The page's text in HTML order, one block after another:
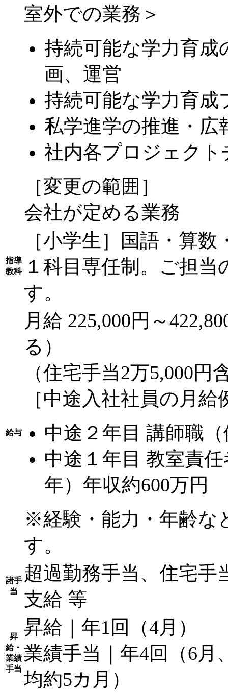
室外での業務＞
持続可能な学力育
画、運営
持続可能な学力育成
私学進学の推進・広
社内各プロジェク
［変更の範囲］
会社が定める業務
指導
教科
［小学生］国語・算数
１科目専任制。ご担
す。
給与
月給 225,000円～
る）
（住宅手当2万5,000円
［中途入社社員の月給
中途２年目 講師職
中途１年目 教室責
年）年収約600万円
※経験・能力・年齢な
す。
諸手
当
超過勤務手当、住宅手
支給 等
昇
給・
業績
手当
昇給｜年1回（4月）
業績手当｜年4回（6月
均約5カ月）